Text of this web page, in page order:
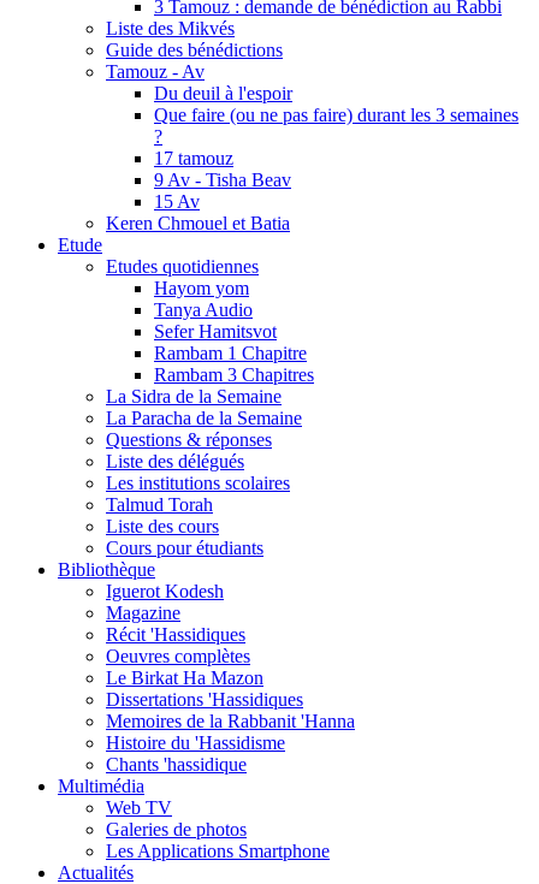
3 Tamouz : demande de bénédiction au Rabbi
Liste des Mikvés
Guide des bénédictions
Tamouz - Av
Du deuil à l'espoir
Que faire (ou ne pas faire) durant les 3 semaines
?
17 tamouz
9 Av - Tisha Beav
15 Av
Keren Chmouel et Batia
Etude
Etudes quotidiennes
Hayom yom
Tanya Audio
Sefer Hamitsvot
Rambam 1 Chapitre
Rambam 3 Chapitres
La Sidra de la Semaine
La Paracha de la Semaine
Questions & réponses
Liste des délégués
Les institutions scolaires
Talmud Torah
Liste des cours
Cours pour étudiants
Bibliothèque
Iguerot Kodesh
Magazine
Récit 'Hassidiques
Oeuvres complètes
Le Birkat Ha Mazon
Dissertations 'Hassidiques
Memoires de la Rabbanit 'Hanna
Histoire du 'Hassidisme
Chants 'hassidique
Multimédia
Web TV
Galeries de photos
Les Applications Smartphone
Actualités